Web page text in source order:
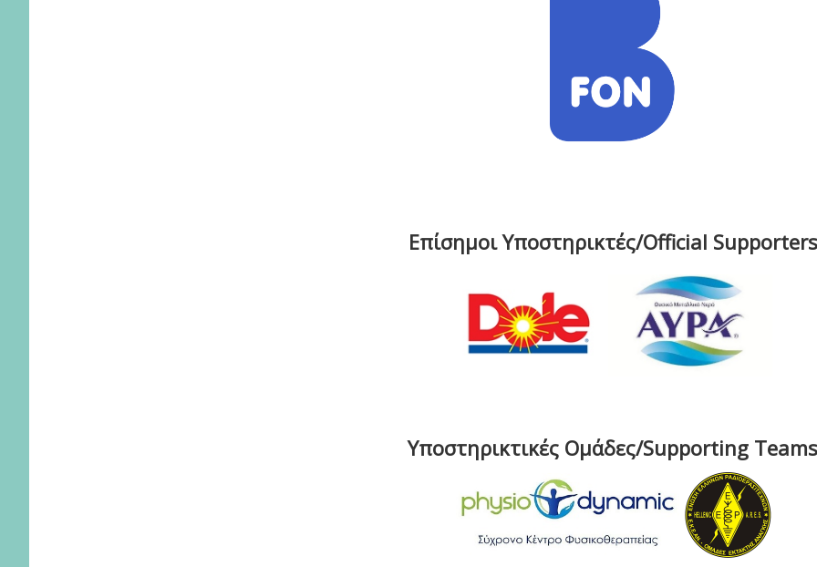
Επίσημοι Υποστηρικτές/Official Supporters
Υποστηρικτικές Ομάδες/Supporting Teams